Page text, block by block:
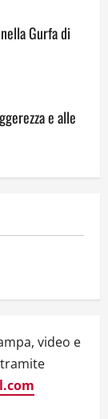
Gurfa di
e alle
video e